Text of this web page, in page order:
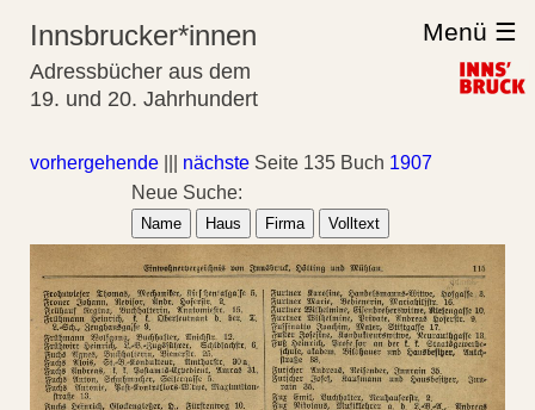
Innsbrucker*innen
Adressbücher aus dem
19. und 20. Jahrhundert
Menü ☰
vorhergehende nächste Seite 135 Buch 1907
Neue Suche:
Name Haus Firma Volltext